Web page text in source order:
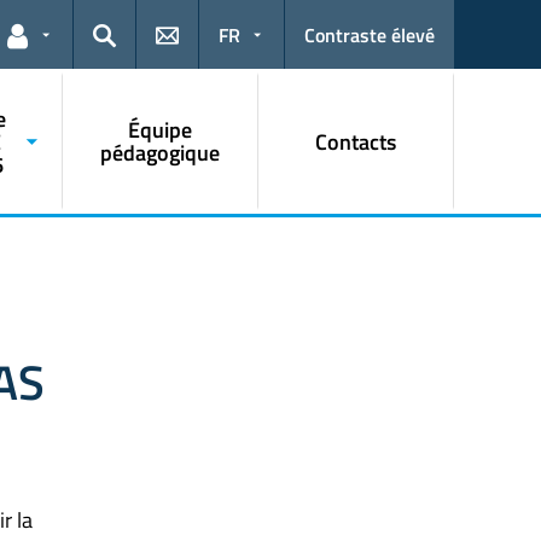
Liens pour les utilisateurs
Rechercher
FR Contraste élevé
Équipe
pédagogique Contacts
la